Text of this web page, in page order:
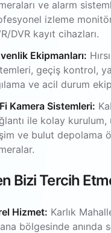
ve alarm
izleme
DVR kayıt cihazları.
Ekipmanları:
geçiş kontrol,
ve acil durum
Kamera Sistemleri:
ile kolay kurulum,
ve bulut depolama
Bizi Tercih
Hizmet: Karlık
bölgesinde anında